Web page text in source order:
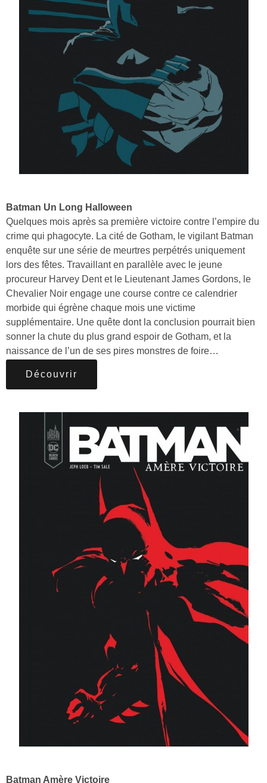
Batman Un Long Halloween
Quelques mois après sa première victoire contre l’empire du
crime qui phagocyte. La cité de Gotham, le vigilant Batman
enquête sur une série de meurtres perpétrés uniquement
lors des fêtes. Travaillant en parallèle avec le jeune
procureur Harvey Dent et le Lieutenant James Gordons, le
Chevalier Noir engage une course contre ce calendrier
morbide qui égrène chaque mois une victime
supplémentaire. Une quête dont la conclusion pourrait bien
sonner la chute du plus grand espoir de Gotham, et la
naissance de l’un de ses pires monstres de foire…
Découvrir
Batman Amère Victoire